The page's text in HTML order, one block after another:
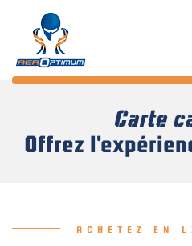
Carte
Offrez
ACHETEZ EN